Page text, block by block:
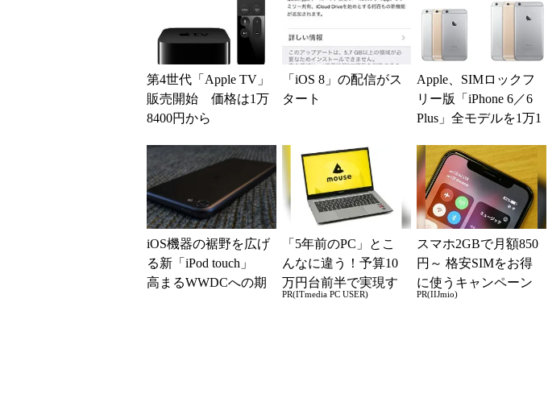
第4世代「Apple TV」
販売開始 価格は1万
8400円から
「iOS 8」の配信がス
タート
Apple、SIMロックフ
リー版「iPhone 6／6
Plus」全モデルを1万1
iOS機器の裾野を広げ
る新「iPod touch」
高まるWWDCへの期
「5年前のPC」とこ
んなに違う！予算10
万円台前半で実現す
る快適PCライフ
PR(ITmedia PC USER)
スマホ2GBで月額850
円～ 格安SIMをお得
に使うキャンペーン
実施中！
PR(IIJmio)